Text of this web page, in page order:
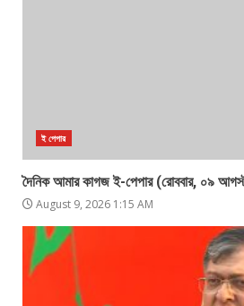
ই পেপার
দৈনিক আমার কাগজ ই-পেপার (রোববার, ০৯
August 9, 2026 1:15 AM